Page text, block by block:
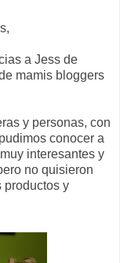
a Jess de
mamis bloggers
y personas, con
conocer a
interesantes y
no quisieron
productos y